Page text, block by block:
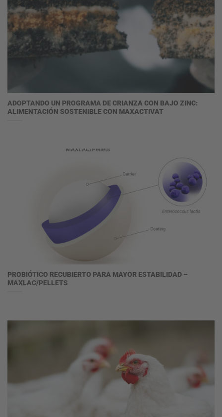
ADOPTANDO UN PROGRAMA DE CRIANZA CON BAJO ZINC:
ALIMENTACIÓN SOSTENIBLE CON MAXACTIVAT
PROBIÓTICO RECUBIERTO PARA MAYOR ESTABILIDAD –
MAXLAC/PELLETS